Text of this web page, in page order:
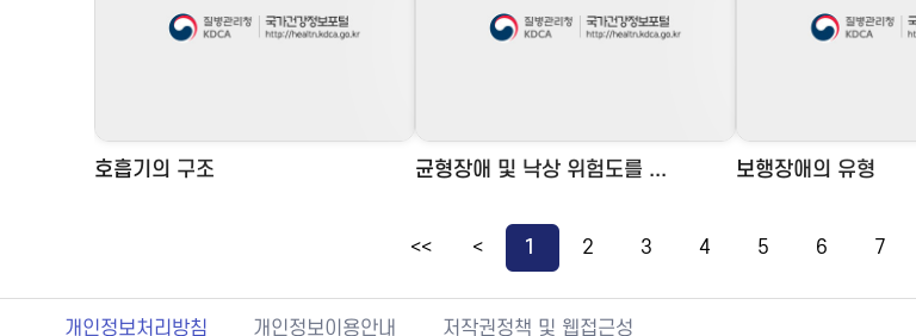
호흡기의 구조 균형장애 및 낙상 위험도를 ... 보행장애의 유형
<< < 1 2 3 4 5 6 7
개인정보처리방침 개인정보이용안내 저작권정책 및 웹접근성